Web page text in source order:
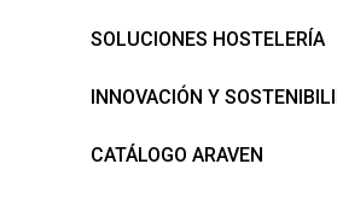
SOLUCIONES HOSTELERÍA
INNOVACIÓN Y
CATÁLOGO ARAVEN